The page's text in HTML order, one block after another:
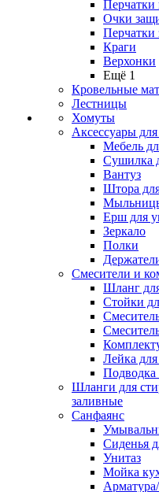
Перчатки
Очки
Перчатки
Краги
Верхонки
Ещё 1
Кровельные
Лестницы
Хомуты
Аксессуары
Мебель
Сушилка
Вантуз
Штора
Ерш для
Зеркало
Полки
Смесители и
Шланг
Стойки
Лейка
Подводка
Шланги для
заливные
Санфаянс
Сиденья
Унитаз
Мойка